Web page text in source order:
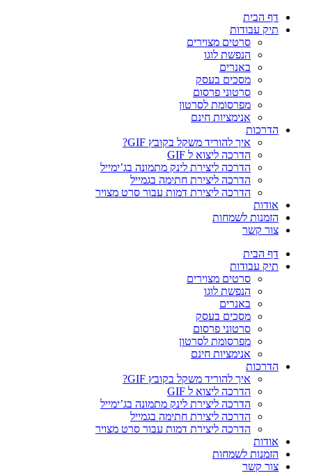
דף הבית
תיק עבודות
סרטים מצוירים
הנפשת לוגו
באנרים
מסכים בעסק
סרטוני פרסום
מפרסומת לסרטון
אנימציות חינם
הדרכות
איך להוריד משקל בקובץ GIF?
הדרכה ליצוא ל GIF
הדרכה ליצירת לינק מתמונה בג’ימייל
הדרכה ליצירת חתימה בגמייל
הדרכה ליצירת דמות עבור סרט מצויר
אודות
הזמנות לשמחות
צור קשר
דף הבית
תיק עבודות
סרטים מצוירים
הנפשת לוגו
באנרים
מסכים בעסק
סרטוני פרסום
מפרסומת לסרטון
אנימציות חינם
הדרכות
איך להוריד משקל בקובץ GIF?
הדרכה ליצוא ל GIF
הדרכה ליצירת לינק מתמונה בג’ימייל
הדרכה ליצירת חתימה בגמייל
הדרכה ליצירת דמות עבור סרט מצויר
אודות
הזמנות לשמחות
צור קשר